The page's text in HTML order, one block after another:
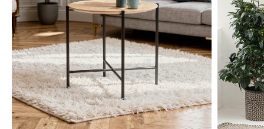
20 kg
Maximale Traglast
20 kg
Farbvariante
Holz Hell